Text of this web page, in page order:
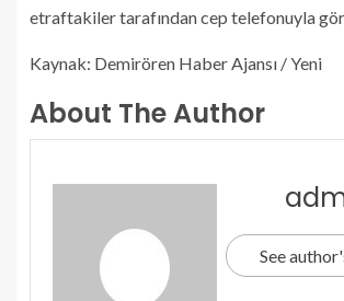
etraftakiler tarafından cep telefonuyla
Kaynak: Demirören Haber Ajansı / Yeni
About The Author
See